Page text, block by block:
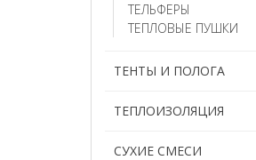
ТЕЛЬФЕРЫ
ТЕПЛОВЫЕ ПУШКИ
ТЕНТЫ И ПОЛОГА
ТЕПЛОИЗОЛЯЦИЯ
СУХИЕ СМЕСИ